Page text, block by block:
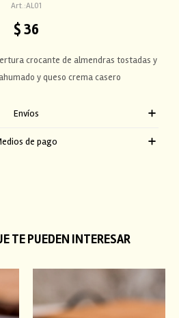
AL01
$36
crocante de almendras tostadas y
y queso crema casero
Envíos
de pago
TE PUEDEN INTERESAR